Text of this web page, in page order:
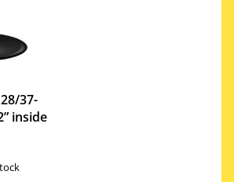
37-
inside